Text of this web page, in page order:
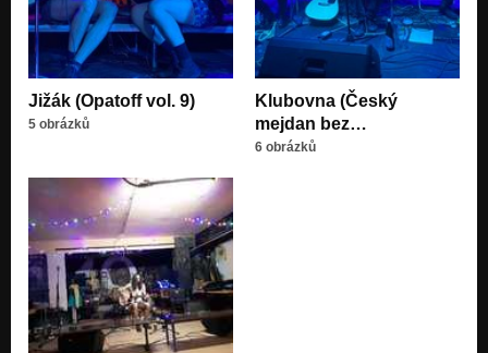
Jižák (Opatoff vol. 9)
5 obrázků
Klubovna (Český
mejdan bez…
6 obrázků